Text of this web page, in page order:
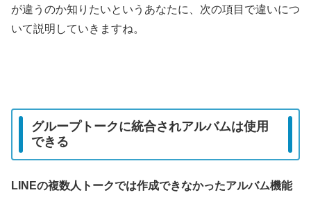
が違うのか知りたいというあなたに、次の項目で違いにつ
いて説明していきますね。
グループトークに統合されアルバムは使用
できる
LINEの複数人トークでは作成できなかったアルバム機能